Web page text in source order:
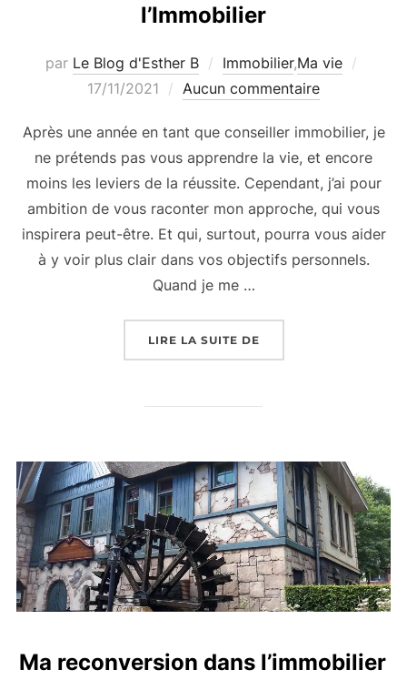
l’Immobilier
par Le Blog d'Esther B Immobilier,Ma vie
17/11/2021 Aucun commentaire
Après une année en tant que conseiller immobilier, je
ne prétends pas vous apprendre la vie, et encore
moins les leviers de la réussite. Cependant, j’ai pour
ambition de vous raconter mon approche, qui vous
inspirera peut-être. Et qui, surtout, pourra vous aider
à y voir plus clair dans vos objectifs personnels.
Quand je me …
LIRE LA SUITE DE« LES SECRETS POUR
Ma reconversion dans l’immobilier